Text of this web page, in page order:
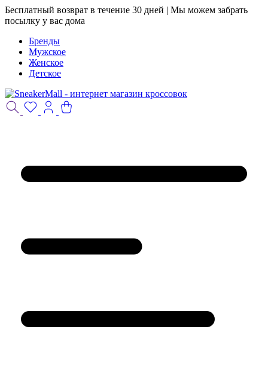
Бесплатный возврат в течение 30 дней | Мы можем забрать
посылку у вас дома
Бренды
Мужское
Женское
Детское